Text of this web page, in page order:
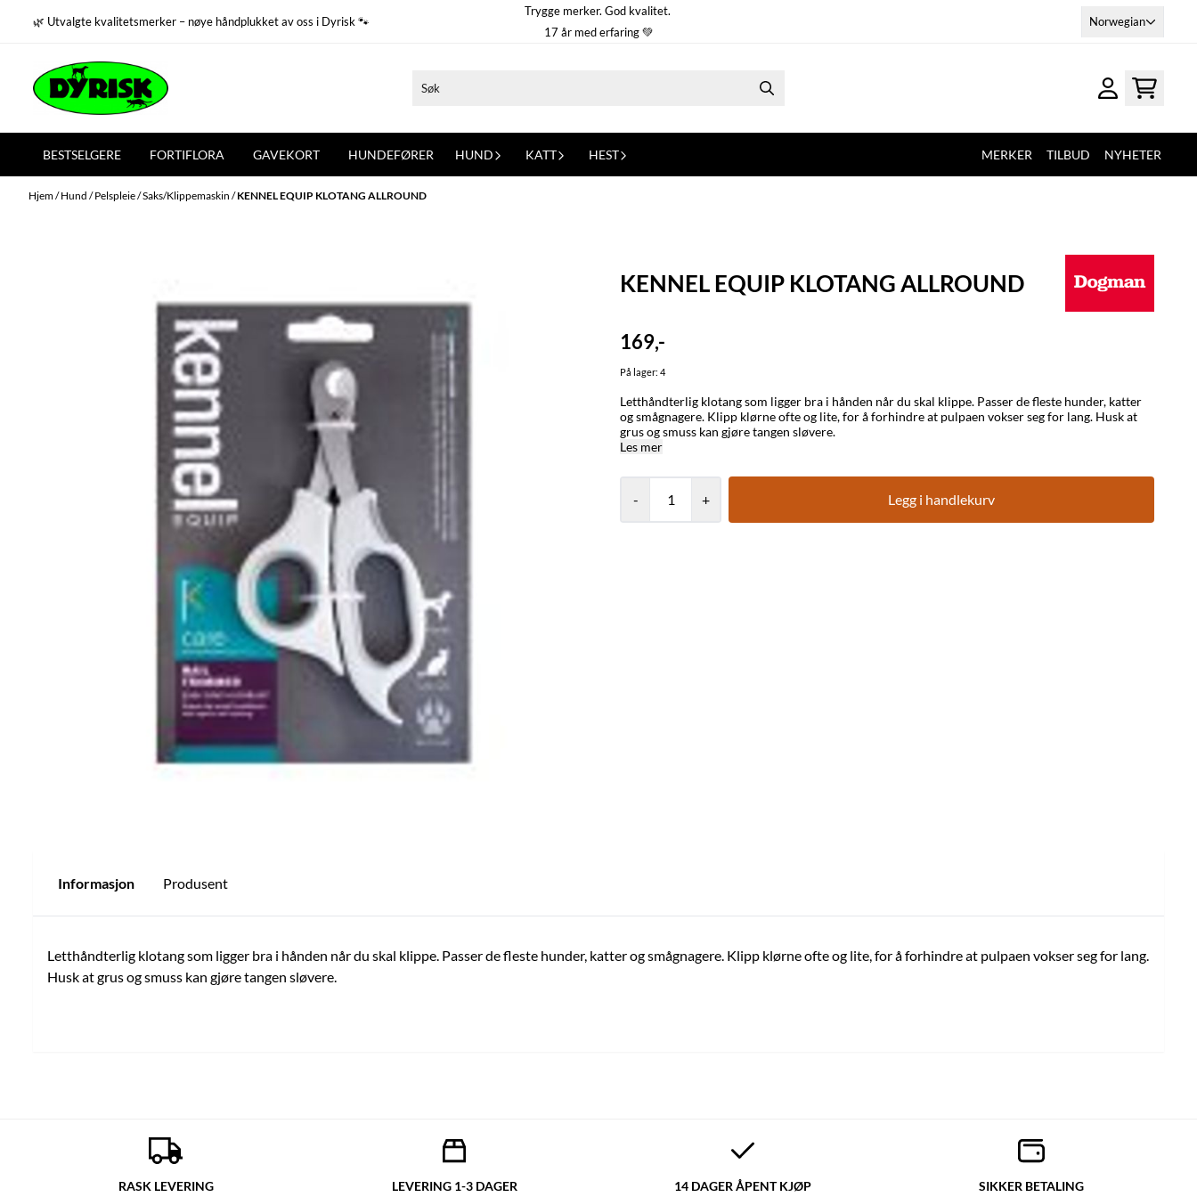
Hopp til innhold
🌿 Utvalgte kvalitetsmerker – nøye håndplukket av oss i Dyrisk 🐾
Trygge merker. God kvalitet.
17 år med erfaring 💚
Norwegian
BESTSELGERE FORTIFLORA GAVEKORT HUNDEFØRER HUND KATT HEST MERKER TILBUD NYHETER
Hjem/Hund /Pelspleie/Saks/Klippemaskin /KENNEL EQUIP KLOTANG ALLROUND
KENNEL EQUIP KLOTANG ALLROUND
169,-
På lager: 4
Letthåndterlig klotang som ligger bra i hånden når du skal klippe. Passer de fleste hunder, katter
og smågnagere. Klipp klørne ofte og lite, for å forhindre at pulpaen vokser seg for lang. Husk at
grus og smuss kan gjøre tangen sløvere.
Les mer
- + Legg i handlekurv
Informasjon Produsent
Letthåndterlig klotang som ligger bra i hånden når du skal klippe. Passer de fleste hunder, katter og smågnagere. Klipp klørne ofte og lite, for å forhindre at pulpaen vokser seg for lang.
Husk at grus og smuss kan gjøre tangen sløvere.
RASK LEVERING LEVERING 1-3 DAGER 14 DAGER ÅPENT KJØP SIKKER BETALING